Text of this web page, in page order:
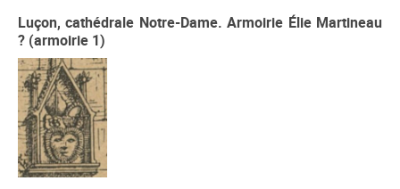
Luçon, cathédrale Notre-Dame. Armoirie Élie Martineau
? (armoirie 1)